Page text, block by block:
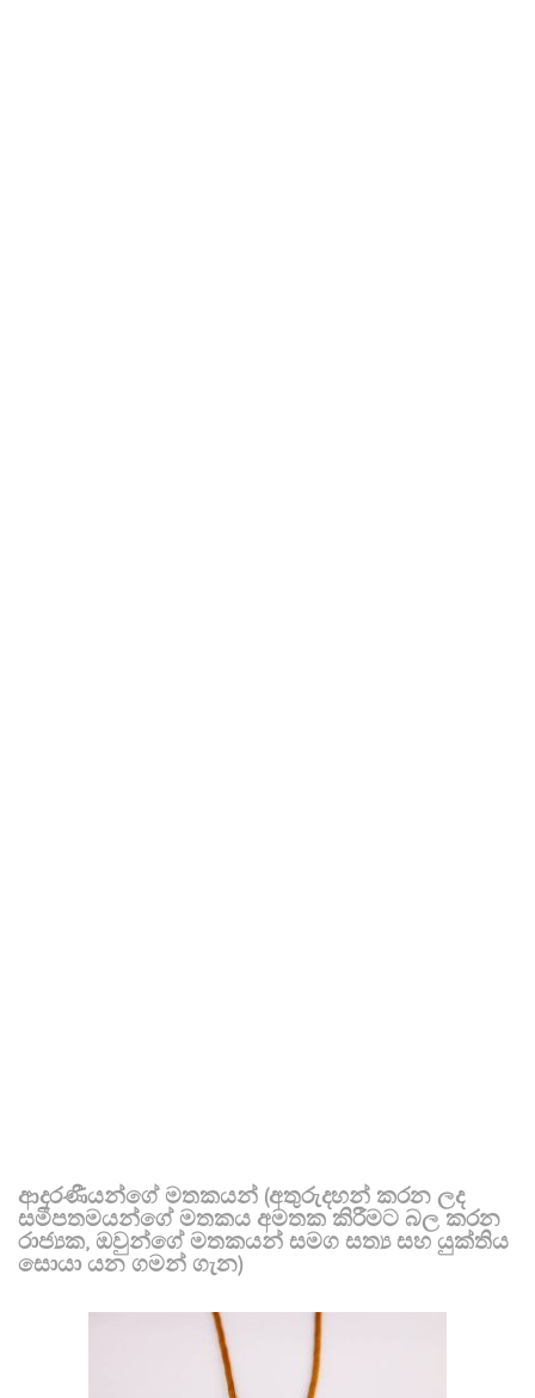
ආදරණීයන්ගේ මතකයන් (අතුරුදහන් කරන ලද
සමීපතමයන්ගේ මතකය අමතක කිරීමට බල කරන
රාජ්‍යක, ඔවුන්ගේ මතකයන් සමග සත්‍ය සහ යුක්තිය
සොයා යන ගමන් ගැන)